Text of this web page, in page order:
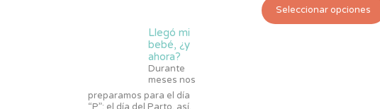
Seleccionar opciones
Llegó mi
bebé, ¿y
ahora?
Durante
meses nos
preparamos para el día
“P”: el día del Parto, así,